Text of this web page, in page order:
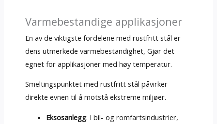
Varmebestandige applikasjoner
En av de viktigste fordelene med rustfritt stål er
dens utmerkede varmebestandighet, Gjør det
egnet for applikasjoner med høy temperatur.
Smeltingspunktet med rustfritt stål påvirker
direkte evnen til å motstå ekstreme miljøer.
Eksosanlegg: I bil- og romfartsindustrier,